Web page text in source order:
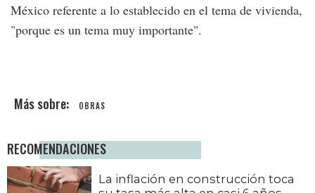
México referente a lo establecido en el tema de vivienda,
"porque es un tema muy importante".
OBRAS
RECOMENDACIONES
La inflación en construcción toca